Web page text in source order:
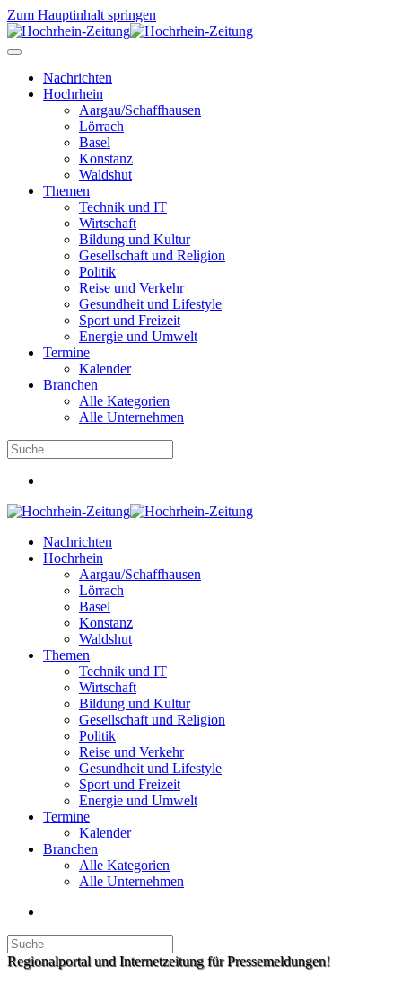
Zum Hauptinhalt springen
Nachrichten
Hochrhein
Aargau/Schaffhausen
Lörrach
Basel
Konstanz
Waldshut
Themen
Technik und IT
Wirtschaft
Bildung und Kultur
Gesellschaft und Religion
Politik
Reise und Verkehr
Gesundheit und Lifestyle
Sport und Freizeit
Energie und Umwelt
Termine
Kalender
Branchen
Alle Kategorien
Alle Unternehmen
Nachrichten
Hochrhein
Aargau/Schaffhausen
Lörrach
Basel
Konstanz
Waldshut
Themen
Technik und IT
Wirtschaft
Bildung und Kultur
Gesellschaft und Religion
Politik
Reise und Verkehr
Gesundheit und Lifestyle
Sport und Freizeit
Energie und Umwelt
Termine
Kalender
Branchen
Alle Kategorien
Alle Unternehmen
Regionalportal und Internetzeitung für Pressemeldungen!